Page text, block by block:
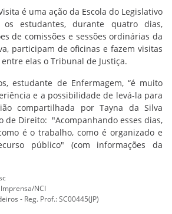
é uma ação da Escola do Legislativo
estudantes, durante quatro dias,
de comissões e sessões ordinárias da
participam de oficinas e fazem visitas
elas o Tribunal de Justiça.
estudante de Enfermagem, “é muito
e a possibilidade de levá-la para
compartilhada por Tayna da Silva
de Direito: "Acompanhando esses dias,
é o trabalho, como é organizado e
público" (com informações da
NCI
- Reg. Prof.: SC00445(JP)